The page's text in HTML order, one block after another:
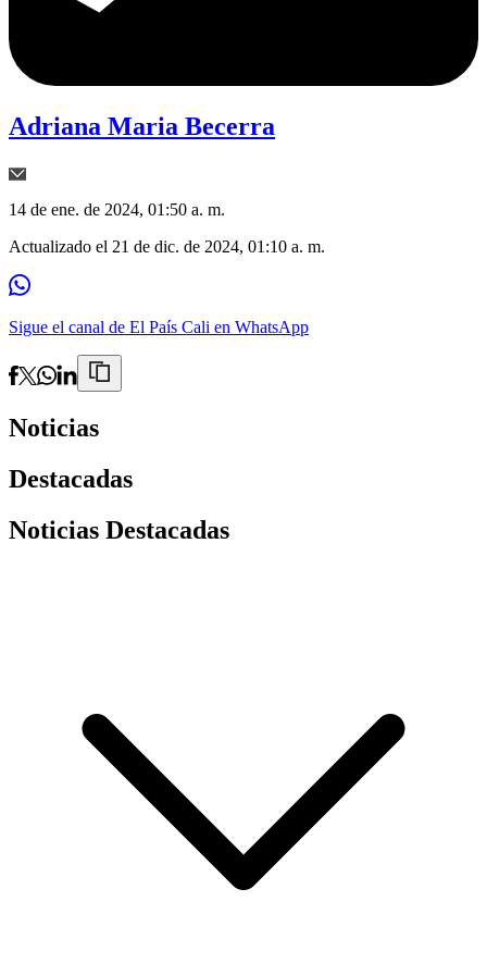
Adriana Maria Becerra
14 de ene. de 2024, 01:50 a. m.
Actualizado el 21 de dic. de 2024, 01:10 a. m.
Sigue el canal de El País Cali en WhatsApp
Noticias
Destacadas
Noticias Destacadas